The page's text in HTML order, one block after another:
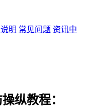
明 常见问题 资讯中
纵教程：